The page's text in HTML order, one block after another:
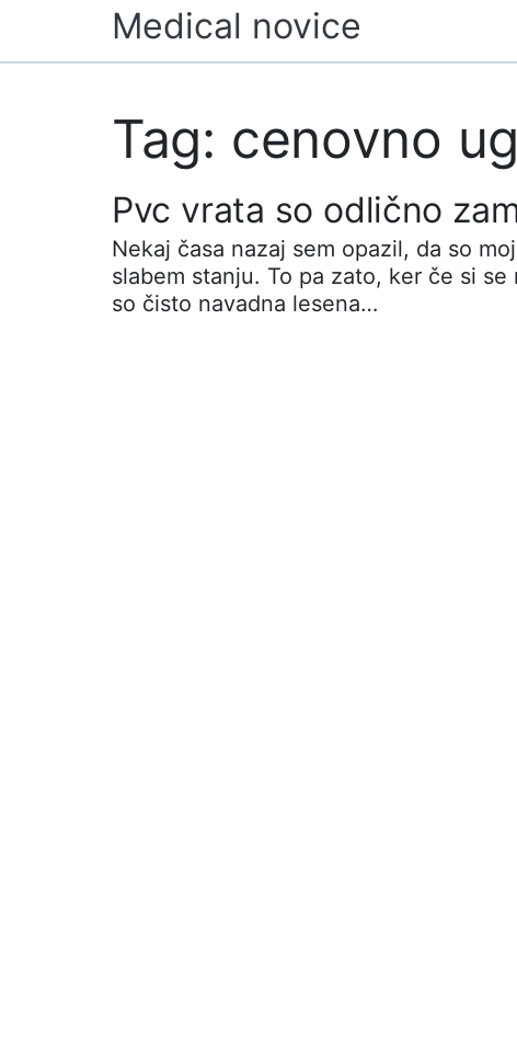
content
Medical novice
Tag: cenovno
Pvc vrata so odlično
Nekaj časa nazaj sem opazil, da so
slabem stanju. To pa zato, ker če si
so čisto navadna lesena…